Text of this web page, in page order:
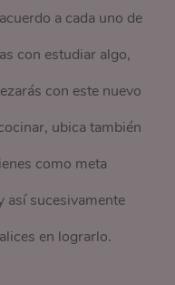
a cada uno de
con estudiar algo,
con este nuevo
ubica también
como meta
así sucesivamente
en lograrlo.